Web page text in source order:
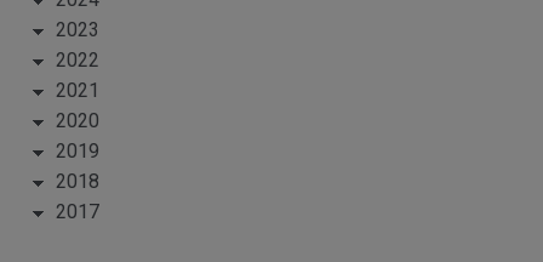
2023
2022
2021
2020
2019
2018
2017